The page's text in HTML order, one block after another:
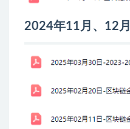
2024年11月、12